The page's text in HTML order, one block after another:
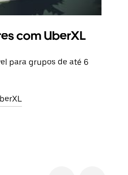
com UberXL
para grupos de até 6